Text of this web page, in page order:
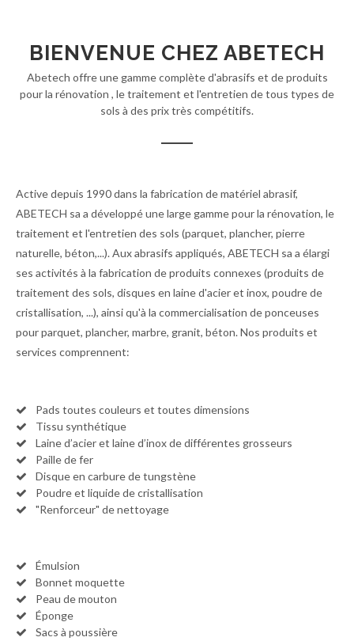
BIENVENUE CHEZ ABETECH
Abetech offre une gamme complète d'abrasifs et de produits
pour la rénovation , le traitement et l'entretien de tous types de
sols à des prix très compétitifs.
Active depuis 1990 dans la fabrication de matériel abrasif,
ABETECH sa a développé une large gamme pour la rénovation, le
traitement et l'entretien des sols (parquet, plancher, pierre
naturelle, béton,...). Aux abrasifs appliqués, ABETECH sa a élargi
ses activités à la fabrication de produits connexes (produits de
traitement des sols, disques en laine d'acier et inox, poudre de
cristallisation, ...), ainsi qu'à la commercialisation de ponceuses
pour parquet, plancher, marbre, granit, béton. Nos produits et
services comprennent:
Pads toutes couleurs et toutes dimensions
Tissu synthétique
Laine d’acier et laine d’inox de différentes grosseurs
Paille de fer
Disque en carbure de tungstène
Poudre et liquide de cristallisation
"Renforceur" de nettoyage
Émulsion
Bonnet moquette
Peau de mouton
Éponge
Sacs à poussière